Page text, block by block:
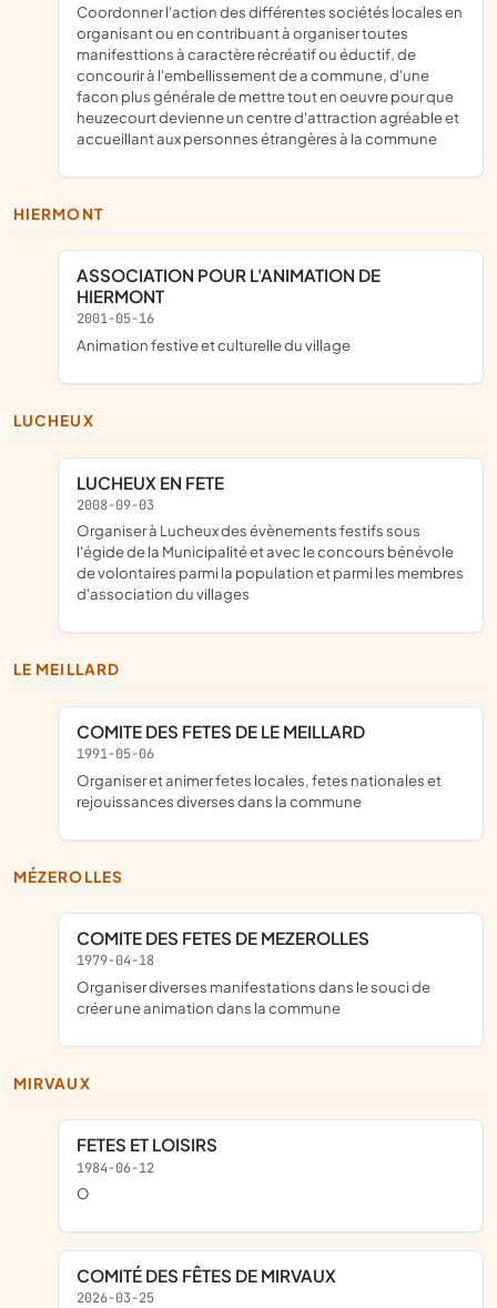
coordonner l'action des différentes sociétés locales en
organisant ou en contribuant à organiser toutes
manifesttions à caractère récréatif ou éductif, de
concourir à l'embellissement de a commune, d'une
facon plus générale de mettre tout en oeuvre pour que
heuzecourt devienne un centre d'attraction agréable et
accueillant aux personnes étrangères à la commune
HIERMONT
ASSOCIATION POUR L'ANIMATION DE
HIERMONT
2001-05-16
animation festive et culturelle du village
LUCHEUX
LUCHEUX EN FETE
2008-09-03
organiser à Lucheux des évènements festifs sous
l'égide de la Municipalité et avec le concours bénévole
de volontaires parmi la population et parmi les membres
d'association du villages
LE MEILLARD
COMITE DES FETES DE LE MEILLARD
1991-05-06
organiser et animer fetes locales, fetes nationales et
rejouissances diverses dans la commune
MÉZEROLLES
COMITE DES FETES DE MEZEROLLES
1979-04-18
organiser diverses manifestations dans le souci de
créer une animation dans la commune
MIRVAUX
FETES ET LOISIRS
1984-06-12
o
COMITÉ DES FÊTES DE MIRVAUX
2026-03-25